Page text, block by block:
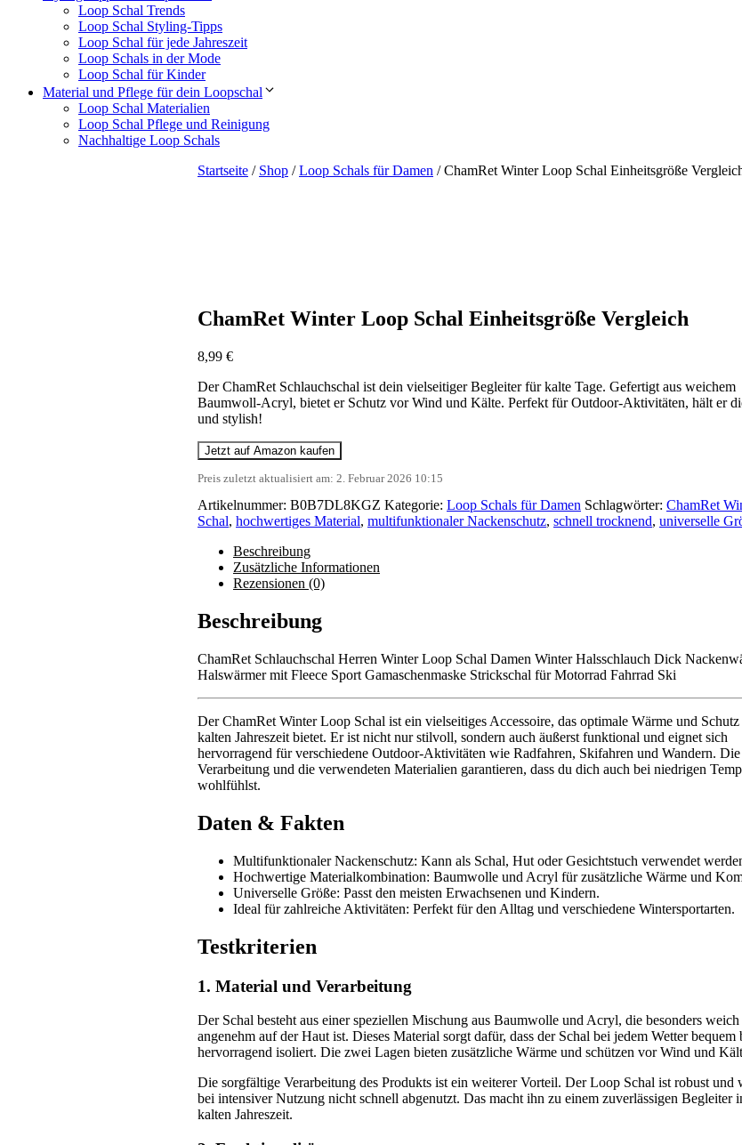
Loop Schal Trends
Loop Schal Styling-Tipps
Loop Schal für jede Jahreszeit
Loop Schals in der Mode
Loop Schal für Kinder
Material und Pflege für dein Loopschal
Loop Schal Materialien
Loop Schal Pflege und Reinigung
Nachhaltige Loop Schals
Startseite / Shop /Loop Schals für Damen / ChamRet Winter Loop Schal Einheitsgröße
ChamRet Winter Loop Schal Einheitsgröße Vergleich
8,99 €
Der ChamRet Schlauchschal ist dein vielseitiger Begleiter für kalte Tage. Gefertigt aus weichem
Baumwoll-Acryl, bietet er Schutz vor Wind und Kälte. Perfekt für Outdoor-Aktivitäten, hält er
und stylish!
Jetzt auf Amazon kaufen
Preis zuletzt aktualisiert am: 2. Februar 2026 10:15
Artikelnummer: B0B7DL8KGZ Kategorie: Loop Schals für Damen Schlagwörter: ChamRet
Schal, hochwertiges Material, multifunktionaler Nackenschutz, schnell trocknend, universelle
Beschreibung
Zusätzliche Informationen
Rezensionen (0)
Beschreibung
ChamRet Schlauchschal Herren Winter Loop Schal Damen Winter Halsschlauch Dick
Halswärmer mit Fleece Sport Gamaschenmaske Strickschal für Motorrad Fahrrad Ski
Der ChamRet Winter Loop Schal ist ein vielseitiges Accessoire, das optimale Wärme und
kalten Jahreszeit bietet. Er ist nicht nur stilvoll, sondern auch äußerst funktional und eignet sich
hervorragend für verschiedene Outdoor-Aktivitäten wie Radfahren, Skifahren und Wandern. Die
Verarbeitung und die verwendeten Materialien garantieren, dass du dich auch bei niedrigen
wohlfühlst.
Daten & Fakten
Multifunktionaler Nackenschutz: Kann als Schal, Hut oder Gesichtstuch verwendet
Hochwertige Materialkombination: Baumwolle und Acryl für zusätzliche Wärme und
Universelle Größe: Passt den meisten Erwachsenen und Kindern.
Ideal für zahlreiche Aktivitäten: Perfekt für den Alltag und verschiedene Wintersportarten.
Testkriterien
1. Material und Verarbeitung
Der Schal besteht aus einer speziellen Mischung aus Baumwolle und Acryl, die besonders weich
angenehm auf der Haut ist. Dieses Material sorgt dafür, dass der Schal bei jedem Wetter bequem
hervorragend isoliert. Die zwei Lagen bieten zusätzliche Wärme und schützen vor Wind und
Die sorgfältige Verarbeitung des Produkts ist ein weiterer Vorteil. Der Loop Schal ist robust und
bei intensiver Nutzung nicht schnell abgenutzt. Das macht ihn zu einem zuverlässigen Begleiter
kalten Jahreszeit.